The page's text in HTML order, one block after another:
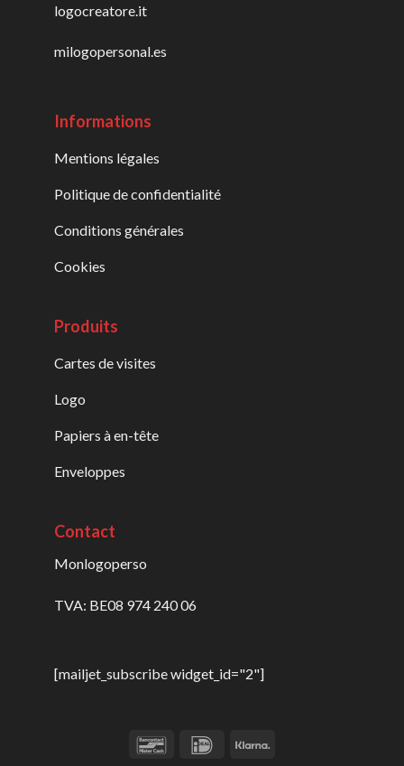
Informations
Mentions légales
Politique de confidentialité
Conditions générales
Cookies
Produits
Cartes de visites
Logo
Papiers à en-tête
Enveloppes
Contact
Monlogoperso
TVA: BE08 974 240 06
logocreatore.it
milogopersonal.es
[mailjet_subscribe widget_id="2"]